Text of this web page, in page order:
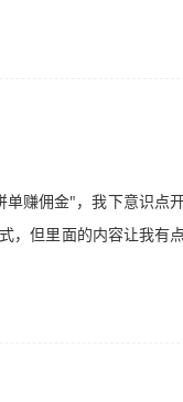
单赚佣金"，我下意识点
，但里面的内容让我有点